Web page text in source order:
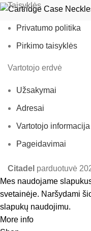
Taisyklės
Privatumo politika
Pirkimo taisyklės
Vartotojo erdvė
Užsakymai
Adresai
Vartotojo informacija
Pageidavimai
Citadel parduotuvė
Mes naudojame
svetainėje. Naršydami
slapukų naudojimu.
More info